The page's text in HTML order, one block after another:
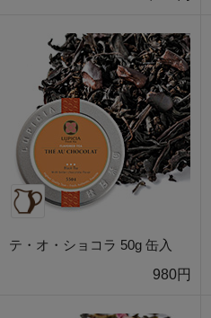
テ・オ・ショコラ 50g 缶入
980円